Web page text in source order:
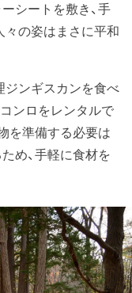
シートを敷き、手
の姿はまさに平和
ジンギスカンを食べ
ンロをレンタルで
を準備する必要は
め、手軽に食材を